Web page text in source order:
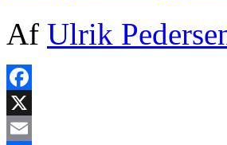
Af Ulrik
Facebook
X